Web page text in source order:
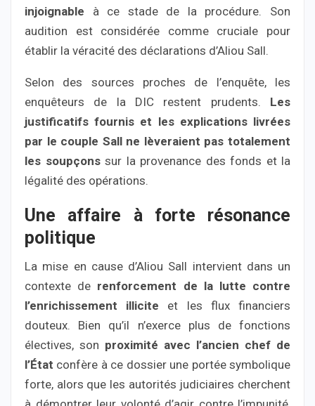
injoignable à ce stade de la procédure. Son
audition est considérée comme cruciale pour
établir la véracité des déclarations d’Aliou Sall.
Selon des sources proches de l’enquête, les
enquêteurs de la DIC restent prudents. Les
justificatifs fournis et les explications livrées
par le couple Sall ne lèveraient pas totalement
les soupçonssur la provenance des fonds et la
légalité des opérations.
Une affaire à forte résonance
politique
La mise en cause d’Aliou Sall intervient dans un
contexte de renforcement de la lutte contre
l’enrichissement illicite et les flux financiers
douteux. Bien qu’il n’exerce plus de fonctions
électives, son proximité avec l’ancien chef de
l’État confère à ce dossier une portée symbolique
forte, alors que les autorités judiciaires cherchent